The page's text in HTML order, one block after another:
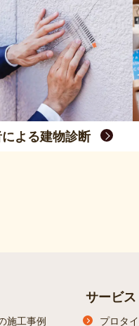
よる建物診断
施工事例
サービス
プロタ